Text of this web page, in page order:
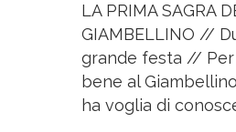
LA PRIMA SAGRA
GIAMBELLINO //
grande festa // Per
bene al
ha voglia di